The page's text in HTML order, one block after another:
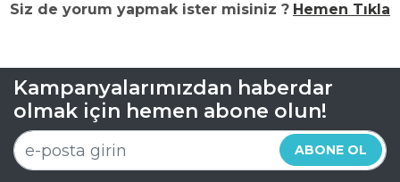
Siz de yorum yapmak ister misiniz ? Hemen Tıkla
Kampanyalarımızdan haberdar
olmak için hemen abone olun!
ABONE OL